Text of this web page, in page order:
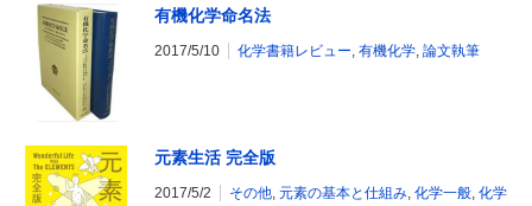
有機化学命名法
2017/5/10 化学書籍レビュー, 有機化学, 論文執筆
元素生活 完全版
2017/5/2 その他, 元素の基本と仕組み, 化学一般, 化学